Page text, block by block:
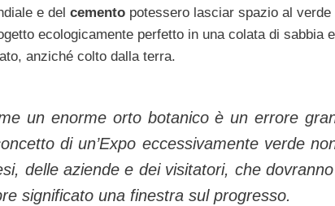
e del cemento potessero lasciar spazio al verde
ecologicamente perfetto in una colata di sabbia e
anziché colto dalla terra.
un enorme orto botanico è un errore
di un’Expo eccessivamente verde
delle aziende e dei visitatori, che
significato una finestra sul progresso.